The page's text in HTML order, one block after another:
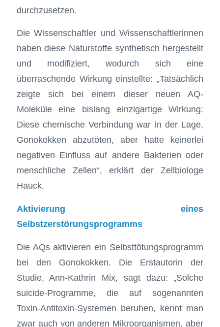
durchzusetzen.
Die Wissenschaftler und Wissenschaftlerinnen
haben diese Naturstoffe synthetisch hergestellt
und modifiziert, wodurch sich eine
überraschende Wirkung einstellte: „Tatsächlich
zeigte sich bei einem dieser neuen AQ-
Moleküle eine bislang einzigartige Wirkung:
Diese chemische Verbindung war in der Lage,
Gonokokken abzutöten, aber hatte keinerlei
negativen Einfluss auf andere Bakterien oder
menschliche Zellen“, erklärt der Zellbiologe
Hauck.
Aktivierung eines
Selbstzerstörungsprogramms
Die AQs aktivieren ein Selbsttötungsprogramm
bei den Gonokokken. Die Erstautorin der
Studie, Ann-Kathrin Mix, sagt dazu: „Solche
suicide-Programme, die auf sogenannten
Toxin-Antitoxin-Systemen beruhen, kennt man
zwar auch von anderen Mikroorganismen, aber